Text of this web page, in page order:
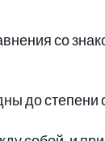
со
до